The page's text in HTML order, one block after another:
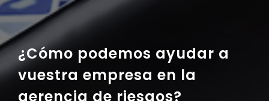
¿Cómo podemos ayudar a
vuestra empresa en la
gerencia de riesgos?